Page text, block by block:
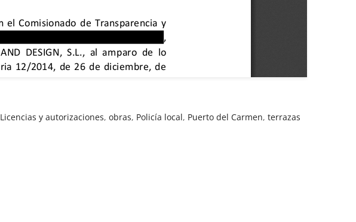
Licencias y autorizaciones,obras, Policía local, Puerto del Carmen,terrazas